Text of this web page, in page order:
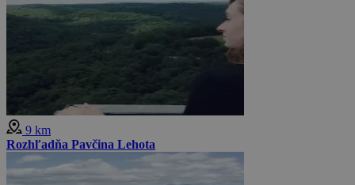
9 km
Rozhľadňa Pavčina Lehota